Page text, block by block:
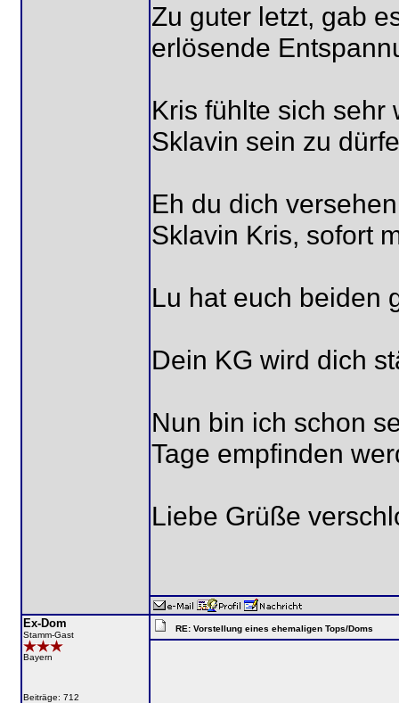
Zu guter letzt, gab
erlösende
Kris fühlte sich sehr
Sklavin sein zu
Eh du dich
Sklavin Kris, sofort
Lu hat euch beiden
Dein KG wird dich
Nun bin ich schon
Tage empfinden
Liebe Grüße
Ex-Dom
Stamm-Gast
Bayern
Beiträge: 712
RE: Vorstellung eines ehemaligen Tops/Doms